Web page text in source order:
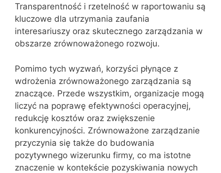
Transparentność i rzetelność w raportowaniu są
kluczowe dla utrzymania zaufania
interesariuszy oraz skutecznego zarządzania w
obszarze zrównoważonego rozwoju.
Pomimo tych wyzwań, korzyści płynące z
wdrożenia zrównoważonego zarządzania są
znaczące. Przede wszystkim, organizacje mogą
liczyć na poprawę efektywności operacyjnej,
redukcję kosztów oraz zwiększenie
konkurencyjności. Zrównoważone zarządzanie
przyczynia się także do budowania
pozytywnego wizerunku firmy, co ma istotne
znaczenie w kontekście pozyskiwania nowych